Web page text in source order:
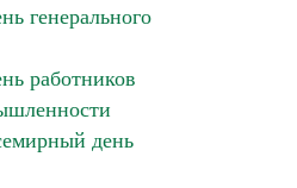
генерального
работников
день